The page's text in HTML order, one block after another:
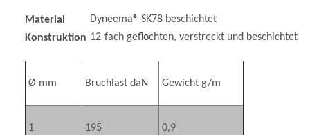
Material
Dyneema® SK78 beschichtet
Konstruktion 12-fach geflochten, verstreckt und beschichtet
Ø mm Bruchlast daN Gewicht g/m
1 195 0,9